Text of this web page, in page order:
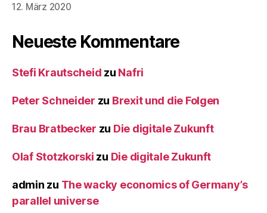
12. März 2020
Neueste Kommentare
Stefi Krautscheid zu Nafri
Peter Schneider zu Brexit und die Folgen
Brau Bratbecker zu Die digitale Zukunft
Olaf Stotzkorski zu Die digitale Zukunft
admin zu The wacky economics of Germany’s
parallel universe